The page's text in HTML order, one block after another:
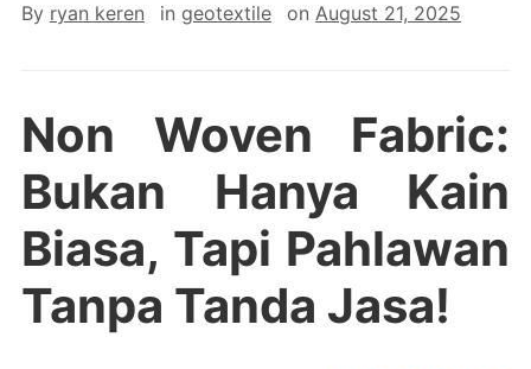
By ryan keren in geotextile on August 21, 2025
Non Woven Fabric:
Bukan Hanya Kain
Biasa, Tapi Pahlawan
Tanpa Tanda Jasa!